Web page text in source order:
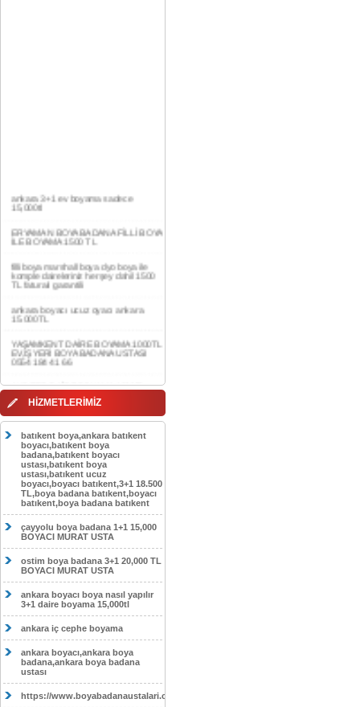
ERYAMAN BOYA BADANA FİLLİ BOYA
İLE BOYAMA 1500 TL
filli boya marshall boya dyo boya ile
komple daireleriniz herşey dahil 1500
ankara boyacı ucuz oyacı ankara
15.000TL
YAŞAMKENT DAİRE BOYAMA 1000TL
EV,İŞYERİ BOYA BADANA USTASI
AKDERE DAİRE BOYAMA 1000TL
EV,İŞYERİ BOYA BADANA USTASI
CEBECİ DAİRE BOYAMA 1000TL
0554 184 41 66
HASKÖY DAİRE BOYAMA 1000TL
EV,İŞYERİ BOYA BADANA USTASI
0554 184 41 66
GÖLBAŞI DAİRE BOYAMA 1000TL
EV,İŞYERİ BOYA BADANA USTASI
0554 184 41 66
SOKULLU DAİRE BOYAMA 1000TL
EV,İŞYERİ BOYA BADANA USTASI
0554 184 41 66
HİZMETLERİMİZ
batıkent boya,ankara batıkent
boyacı,batıkent boya
badana,batıkent boyacı
ustası,batıkent boya
ustası,batıkent ucuz
boyacı,boyacı batıkent,3+1 18.500
TL,boya badana batıkent,boyacı
batıkent,boya badana batıkent
çayyolu boya badana 1+1 15,000
BOYACI MURAT USTA
ostim boya badana 3+1 20,000 TL
BOYACI MURAT USTA
ankara boyacı boya nasıl yapılır
3+1 daire boyama 15,000tl
ankara iç cephe boyama
ankara boyacı,ankara boya
badana,ankara boya badana
ustası
https://www.boyabadanaustalari.com/